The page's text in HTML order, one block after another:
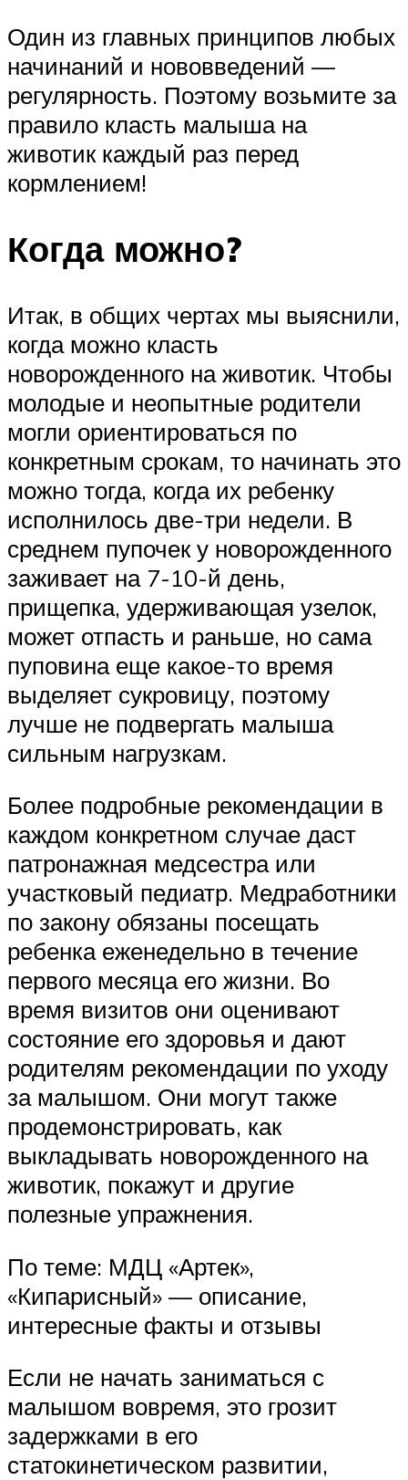
Один из главных принципов любых
начинаний и нововведений —
регулярность. Поэтому возьмите за
правило класть малыша на
животик каждый раз перед
кормлением!
Когда можно?
Итак, в общих чертах мы выяснили,
когда можно класть
новорожденного на животик. Чтобы
молодые и неопытные родители
могли ориентироваться по
конкретным срокам, то начинать это
можно тогда, когда их ребенку
исполнилось две-три недели. В
среднем пупочек у новорожденного
заживает на 7-10-й день,
прищепка, удерживающая узелок,
может отпасть и раньше, но сама
пуповина еще какое-то время
выделяет сукровицу, поэтому
лучше не подвергать малыша
сильным нагрузкам.
Более подробные рекомендации в
каждом конкретном случае даст
патронажная медсестра или
участковый педиатр. Медработники
по закону обязаны посещать
ребенка еженедельно в течение
первого месяца его жизни. Во
время визитов они оценивают
состояние его здоровья и дают
родителям рекомендации по уходу
за малышом. Они могут также
продемонстрировать, как
выкладывать новорожденного на
животик, покажут и другие
полезные упражнения.
По теме: МДЦ «Артек»,
«Кипарисный» — описание,
интересные факты и отзывы
Если не начать заниматься с
малышом вовремя, это грозит
задержками в его
статокинетическом развитии,